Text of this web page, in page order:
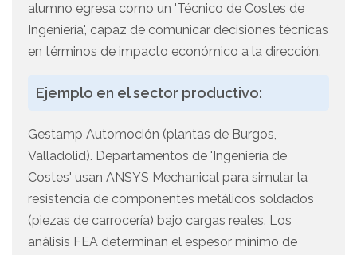
alumno egresa como un 'Técnico de Costes de
Ingeniería', capaz de comunicar decisiones técnicas
en términos de impacto económico a la dirección.
Ejemplo en el sector productivo:
Gestamp Automoción (plantas de Burgos,
Valladolid). Departamentos de 'Ingeniería de
Costes' usan ANSYS Mechanical para simular la
resistencia de componentes metálicos soldados
(piezas de carrocería) bajo cargas reales. Los
análisis FEA determinan el espesor mínimo de